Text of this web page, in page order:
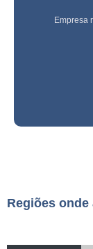
Empresa
Regiões onde